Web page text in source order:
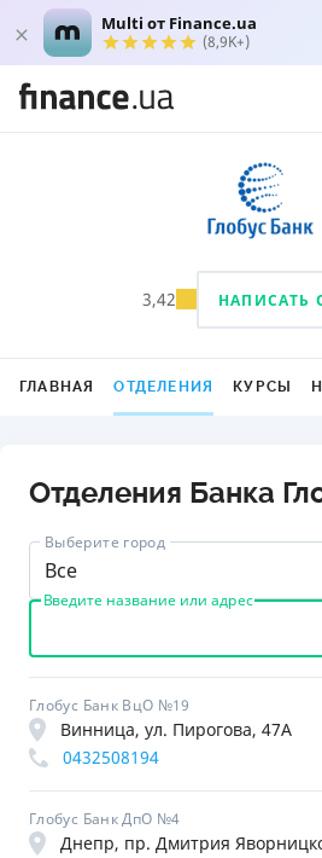
Multi от Finance.ua
(8,9K+)
3,42 НАПИСАТЬ
ГЛАВНАЯ ОТДЕЛЕНИЯ КУРСЫ
Отделения Банка
Выберите город
Все
Введите название или адрес
Глобус Банк ВцО №19
Винница, ул. Пирогова, 47А
0432508194
Глобус Банк ДпО №4
Днепр, пр. Дмитрия